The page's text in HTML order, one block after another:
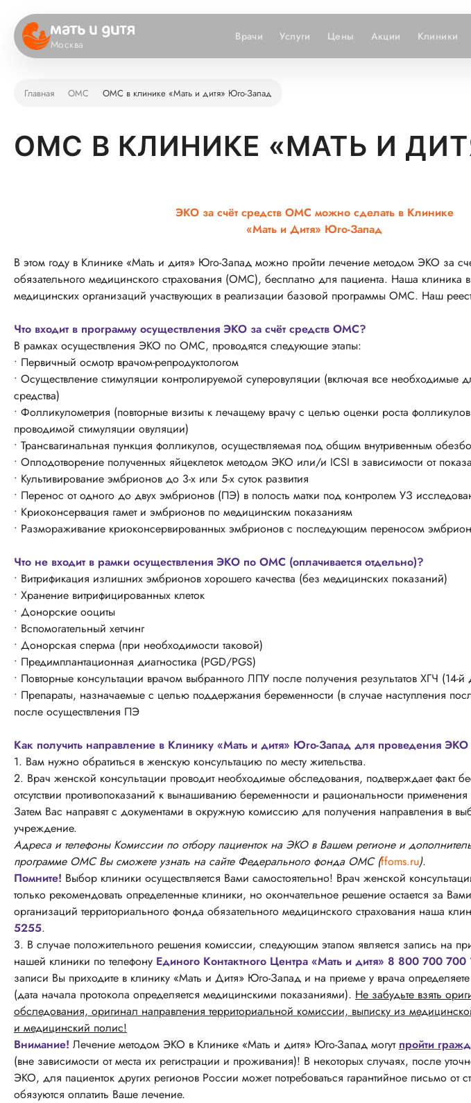
Москва
Врачи Услуги Цены Акции Клиники
Главная ОМС ОМС в клинике «Мать и дитя» Юго-Запад
ОМС В КЛИНИКЕ «МАТЬ И
ЭКО за счёт средств ОМС можно сделать в Клинике
«Мать и Дитя» Юго-Запад
В этом году в Клинике «Мать и дитя» Юго-Запад можно пройти лечение методом ЭКО за
обязательного медицинского страхования (ОМС), бесплатно для пациента. Наша клиника
медицинских организаций участвующих в реализации базовой программы ОМС. Наш
Что входит в программу осуществления ЭКО за счёт средств ОМС?
В рамках осуществления ЭКО по ОМС, проводятся следующие этапы:
• Первичный осмотр врачом-репродуктологом
• Осуществление стимуляции контролируемой суперовуляции (включая все необходимые
средства)
• Фолликулометрия (повторные визиты к лечащему врачу с целью оценки роста
проводимой стимуляции овуляции)
• Трансвагинальная пункция фолликулов, осуществляемая под общим внутривенным
• Оплодотворение полученных яйцеклеток методом ЭКО или/и ICSI в зависимости от
• Культивирование эмбрионов до 3-х или 5-х суток развития
• Перенос от одного до двух эмбрионов (ПЭ) в полость матки под контролем УЗ
• Криоконсервация гамет и эмбрионов по медицинским показаниям
• Размораживание криоконсервированных эмбрионов с последующим переносом
Что не входит в рамки осуществления ЭКО по ОМС (оплачивается отдельно)?
• Витрификация излишних эмбрионов хорошего качества (без медицинских показаний)
• Хранение витрифицированных клеток
• Донорские ооциты
• Вспомогательный хетчинг
• Донорская сперма (при необходимости таковой)
• Предимплантационная диагностика (PGD/PGS)
• Повторные консультации врачом выбранного ЛПУ после получения результатов ХГЧ (14-
• Препараты, назначаемые с целью поддержания беременности (в случае наступления
после осуществления ПЭ
Как получить направление в Клинику «Мать и дитя» Юго-Запад для проведения
1. Вам нужно обратиться в женскую консультацию по месту жительства.
2. Врач женской консультации проводит необходимые обследования, подтверждает факт
отсутствии противопоказаний к вынашиванию беременности и рациональности
Затем Вас направят с документами в окружную комиссию для получения направления в
учреждение.
Адреса и телефоны Комиссии по отбору пациенток на ЭКО в Вашем регионе и
программе ОМС Вы сможете узнать на сайте Федерального фонда ОМС (ffoms.ru).
Помните! Выбор клиники осуществляется Вами самостоятельно! Врач женской
только рекомендовать определенные клиники, но окончательное решение остается за
организаций территориального фонда обязательного медицинского страхования наша
5255.
3. В случае положительного решения комиссии, следующим этапом является запись на
нашей клиники по телефону Единого Контактного Центра «Мать и дитя» 8 800 700 700
записи Вы приходите в клинику «Мать и Дитя» Юго-Запад и на приеме у врача определяете
(дата начала протокола определяется медицинскими показаниями). Не забудьте взять
обследования, оригинал направления территориальной комиссии, выписку из
и медицинский полис!
Внимание! Лечение методом ЭКО в Клинике «Мать и дитя» Юго-Запад могут пройти
(вне зависимости от места их регистрации и проживания)! В некоторых случаях, после
ЭКО, для пациенток других регионов России может потребоваться гарантийное письмо от
обязуются оплатить Ваше лечение.